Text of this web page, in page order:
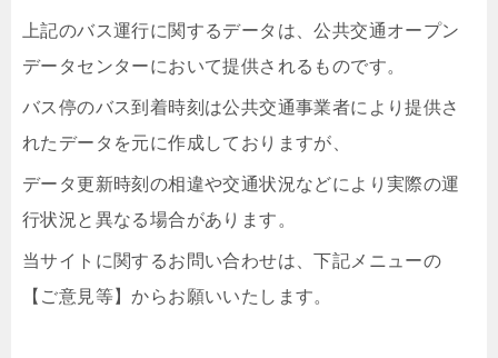
上記のバス運行に関するデータは、公共交通オープン
データセンターにおいて提供されるものです。
バス停のバス到着時刻は公共交通事業者により提供さ
れたデータを元に作成しておりますが、
データ更新時刻の相違や交通状況などにより実際の運
行状況と異なる場合があります。
当サイトに関するお問い合わせは、下記メニューの
【ご意見等】からお願いいたします。